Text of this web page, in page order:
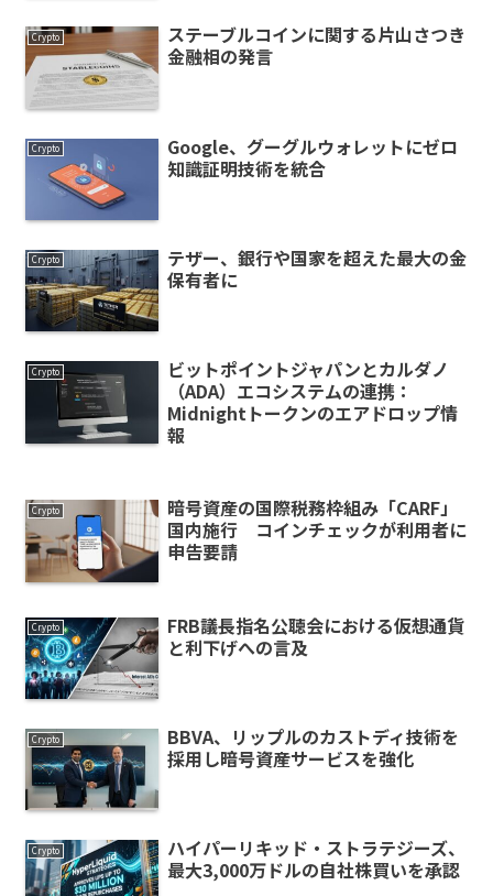
Crypto
ステーブルコインに関する片山さつき
金融相の発言
Crypto
Google、グーグルウォレットにゼロ
知識証明技術を統合
Crypto
テザー、銀行や国家を超えた最大の金
保有者に
Crypto
ビットポイントジャパンとカルダノ
（ADA）エコシステムの連携：
Midnightトークンのエアドロップ情
報
Crypto
暗号資産の国際税務枠組み「CARF」
国内施行 コインチェックが利用者に
申告要請
Crypto
FRB議長指名公聴会における仮想通貨
と利下げへの言及
Crypto
BBVA、リップルのカストディ技術を
採用し暗号資産サービスを強化
Crypto
ハイパーリキッド・ストラテジーズ、
最大3,000万ドルの自社株買いを承認